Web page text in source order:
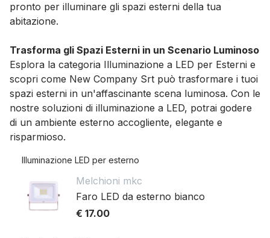
pronto per illuminare gli spazi esterni della tua
abitazione.
Trasforma gli Spazi Esterni in un Scenario Luminoso
Esplora la categoria Illuminazione a LED per Esterni e
scopri come New Company Srt può trasformare i tuoi
spazi esterni in un'affascinante scena luminosa. Con le
nostre soluzioni di illuminazione a LED, potrai godere
di un ambiente esterno accogliente, elegante e
risparmioso.
Illuminazione LED per esterno
Melchioni mkc
Faro LED da esterno bianco
€ 17.00